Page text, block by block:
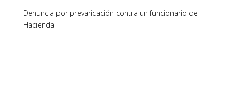
Denuncia por prevaricación contra un funcionario de
Hacienda